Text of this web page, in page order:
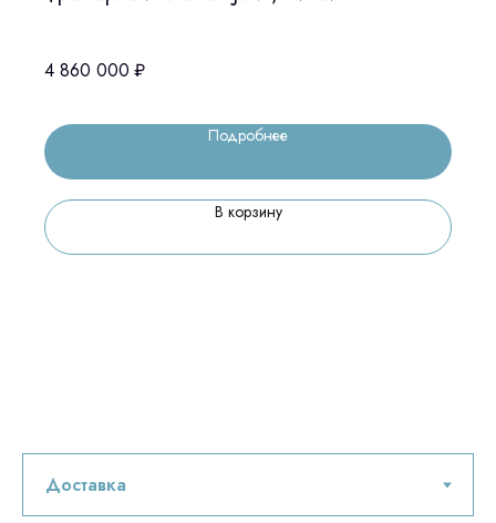
4 860 000 ₽
Подробнее
В корзину
Остались вопросы